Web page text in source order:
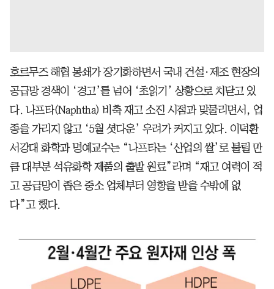
호르무즈 해협 봉쇄가 장기화하면서 국내 건설·제조 현장의
공급망 경색이 ‘경고’를 넘어 ‘초읽기’ 상황으로 치닫고 있
다. 나프타(Naphtha) 비축 재고 소진 시점과 맞물리면서, 업
종을 가리지 않고 ‘5월 셧다운’ 우려가 커지고 있다. 이덕환
서강대 화학과 명예교수는 “나프타는 ‘산업의 쌀’로 불릴 만
큼 대부분 석유화학 제품의 출발 원료”라며 “재고 여력이 적
고 공급망이 좁은 중소 업체부터 영향을 받을 수밖에 없
다”고 했다.